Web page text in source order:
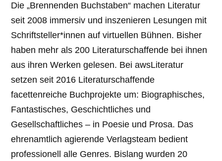
Die „Brennenden Buchstaben“ machen Literatur
seit 2008 immersiv und inszenieren Lesungen mit
Schriftsteller*innen auf virtuellen Bühnen. Bisher
haben mehr als 200 Literaturschaffende bei ihnen
aus ihren Werken gelesen. Bei awsLiteratur
setzen seit 2016 Literaturschaffende
facettenreiche Buchprojekte um: Biographisches,
Fantastisches, Geschichtliches und
Gesellschaftliches – in Poesie und Prosa. Das
ehrenamtlich agierende Verlagsteam bedient
professionell alle Genres. Bislang wurden 20